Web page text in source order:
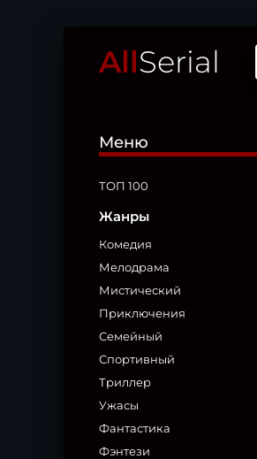
AllSerial
Меню
ТОП 100
Жанры
Комедия
Мелодрама
Мистический
Приключения
Семейный
Спортивный
Триллер
Ужасы
Фантастика
Фэнтези